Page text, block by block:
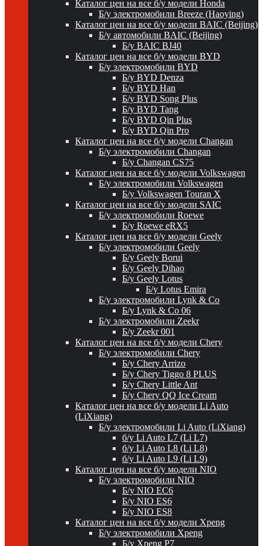
Каталог цен на все б/у модели Honda
Б/у электромобили Breeze (Haoying)
Каталог цен на все б/у модели BAIC (Beijing)
Б/у автомобили BAIC (Beijing)
Б/у BAIC BJ40
Каталог цен на все б/у модели BYD
Б/у электромобили BYD
Б/у BYD Denza
Б/у BYD Han
Б/у BYD Song Plus
Б/у BYD Tang
Б/у BYD Qin Plus
Б/у BYD Qin Pro
Каталог цен на все б/у модели Changan
Б/у электромобили Changan
Б/у Changan CS75
Каталог цен на все б/у модели Volkswagen
Б/у электромобили Volkswagen
Б/у Volkswagen Touran X
Каталог цен на все б/у модели SAIC
Б/у электромобили Roewe
Б/у Roewe eRX5
Каталог цен на все б/у модели Geely
Б/у электромобили Geely
Б/у Geely Borui
Б/у Geely Dihao
Б/у Geely Lotus
Б/у Lotus Emira
Б/у электромобили Lynk & Co
Б/у Lynk & Co 06
Б/у электромобили Zeekr
Б/у Zeekr 001
Каталог цен на все б/у модели Chery
Б/у электромобили Chery
Б/у Chery Arrizo
Б/у Chery Tiggo 8 PLUS
Б/у Chery Little Ant
Б/у Chery QQ Ice Cream
Каталог цен на все б/у модели Li Auto
(LiXiang)
Б/у электромобили Li Auto (LiXiang)
б/у Li Auto L7 (Li L7)
б/у Li Auto L8 (Li L8)
б/у Li Auto L9 (Li L9)
Каталог цен на все б/у модели NIO
Б/у электромобили NIO
Б/у NIO EC6
Б/у NIO ES6
Б/у NIO ES8
Каталог цен на все б/у модели Xpeng
Б/у электромобили Xpeng
Б/у Xpeng P7